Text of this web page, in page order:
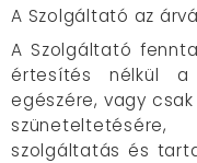
A Szolgáltató az
A Szolgáltató
értesítés nélkül
egészére, vagy
szolgáltatás és